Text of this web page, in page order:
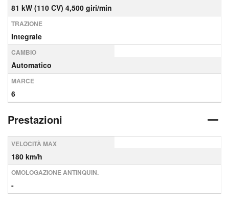
81 kW (110 CV) 4,500 giri/min
TRAZIONE
Integrale
CAMBIO
Automatico
MARCE
6
Prestazioni
VELOCITÀ MAX
180 km/h
OMOLOGAZIONE ANTINQUIN.
-